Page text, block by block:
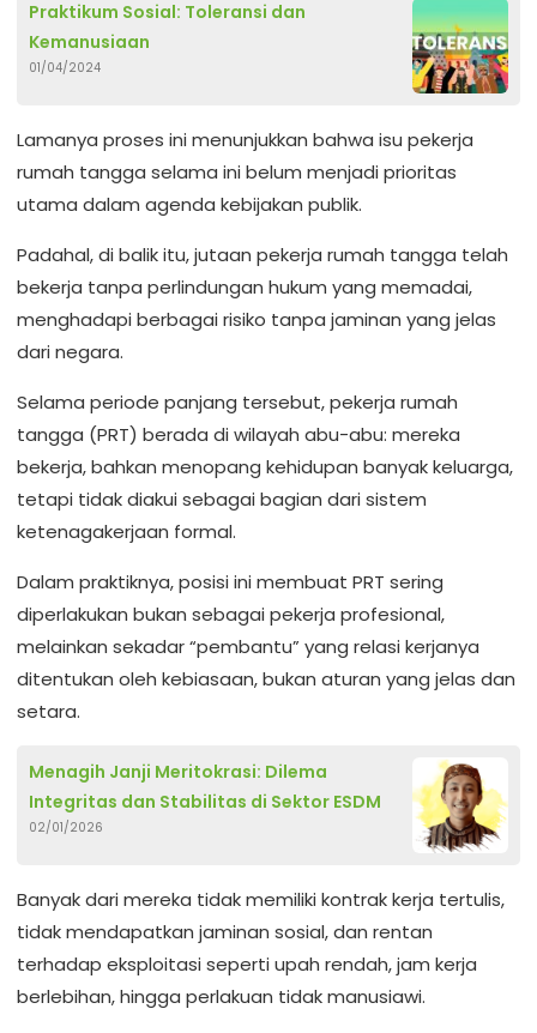
Praktikum Sosial: Toleransi dan
Kemanusiaan
01/04/2024
Lamanya proses ini menunjukkan bahwa isu pekerja
rumah tangga selama ini belum menjadi prioritas
utama dalam agenda kebijakan publik.
Padahal, di balik itu, jutaan pekerja rumah tangga telah
bekerja tanpa perlindungan hukum yang memadai,
menghadapi berbagai risiko tanpa jaminan yang jelas
dari negara.
Selama periode panjang tersebut, pekerja rumah
tangga (PRT) berada di wilayah abu-abu: mereka
bekerja, bahkan menopang kehidupan banyak keluarga,
tetapi tidak diakui sebagai bagian dari sistem
ketenagakerjaan formal.
Dalam praktiknya, posisi ini membuat PRT sering
diperlakukan bukan sebagai pekerja profesional,
melainkan sekadar “pembantu” yang relasi kerjanya
ditentukan oleh kebiasaan, bukan aturan yang jelas dan
setara.
Menagih Janji Meritokrasi: Dilema
Integritas dan Stabilitas di Sektor ESDM
02/01/2026
Banyak dari mereka tidak memiliki kontrak kerja tertulis,
tidak mendapatkan jaminan sosial, dan rentan
terhadap eksploitasi seperti upah rendah, jam kerja
berlebihan, hingga perlakuan tidak manusiawi.